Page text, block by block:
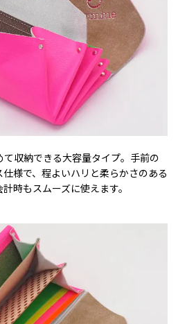
収納できる大容量タイプ。手前の
様で、程よいハリと柔らかさのある
時もスムーズに使えます。